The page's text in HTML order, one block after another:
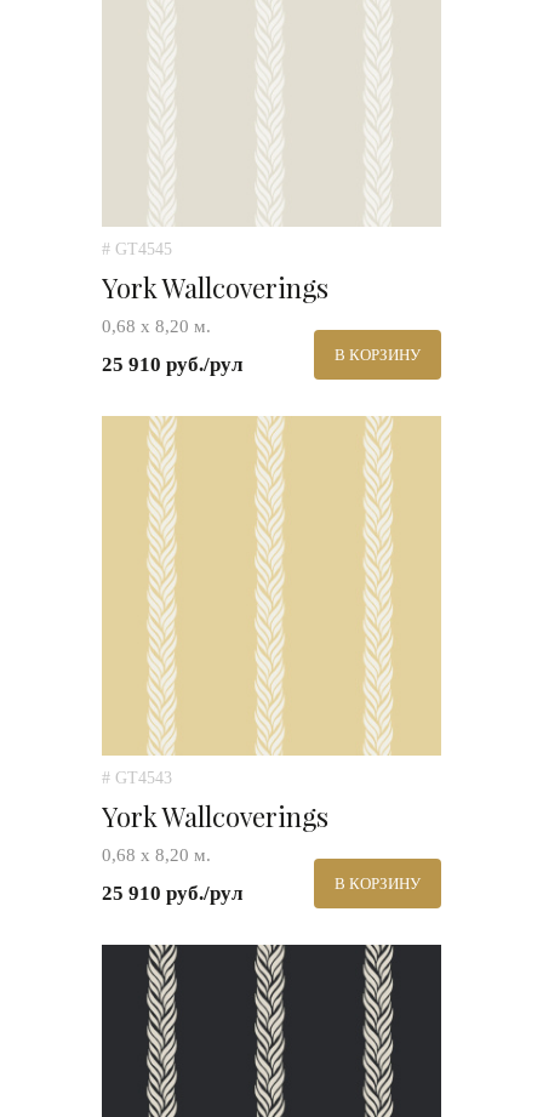
# GT4545
York Wallcoverings
0,68 х 8,20 м.
25 910 руб./рул В КОРЗИНУ
# GT4543
York Wallcoverings
0,68 х 8,20 м.
25 910 руб./рул В КОРЗИНУ